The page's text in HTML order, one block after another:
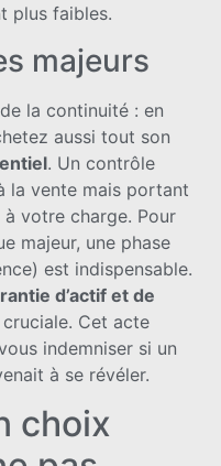
plus faibles.
majeurs
la continuité : en
aussi tout son
. Un contrôle
la vente mais portant
votre charge. Pour
majeur, une phase
est indispensable.
d’actif et de
Cet acte
indemniser si un
à se révéler.
choix